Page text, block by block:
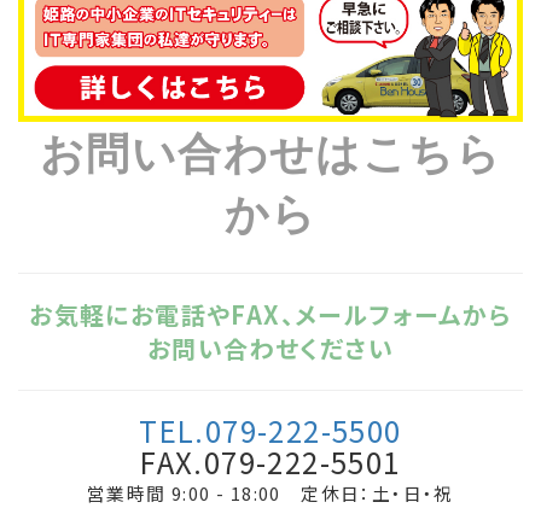
お問い合わせはこちら
から
お気軽にお電話やFAX、メールフォームから
お問い合わせください
TEL.079-222-5500
FAX.079-222-5501
営業時間 9:00 - 18:00 定休日：土・日・祝